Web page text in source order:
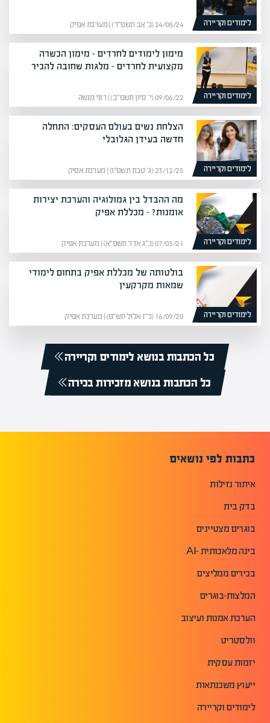
לימודים וקריירה 24/08/24 (כ׳ אב תשפ״ד) | מערכת אפיק
לימודים וקריירה
מימון לימודים לחרדים – מימון הכשרה
מקצועית לחרדים – מלגות שחובה להכיר
09/06/22 (י׳ סיון תשפ״ב) | רוני מנשה
לימודים וקריירה
הצלחת נשים בעולם העסקים: התחלה
חדשה בעידן הגלובלי
23/12/25 (ג׳ טבת תשפ״ו) | מערכת אפיק
לימודים וקריירה
מה ההבדל בין גמולוגיה והערכת יצירות
אומנות? – מכללת אפיק
07/03/21 (כ״ג אדר תשפ״א) | מערכת אפיק
לימודים וקריירה
בולטותה של מכללת אפיק בתחום לימודי
שמאות מקרקעין
16/09/20 (כ״ז אלול תש״פ) | מערכת אפיק
כל הכתבות בנושא לימודים וקריירה
כל הכתבות בנושא מזכירות בכירה
כתבות לפי נושאים
איתור נזילות
בדק בית
בוגרים מצטיינים
בינה מלאכותית -AI
בכירים ממליצים
המלצות-בוגרים
הערכת אמנות ועיצוב
וולסטריט
יזמות עסקית
ייעוץ משכנתאות
לימודים וקריירה